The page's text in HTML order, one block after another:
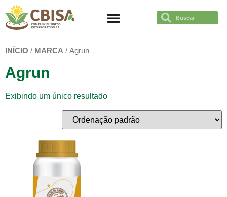
INÍCIO / MARCA / Agrun
Agrun
Exibindo um único resultado